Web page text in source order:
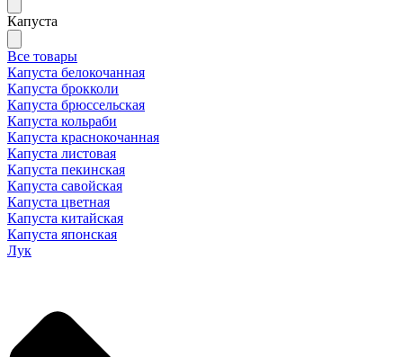
Капуста
Все товары
Капуста белокочанная
Капуста брокколи
Капуста брюссельская
Капуста кольраби
Капуста краснокочанная
Капуста листовая
Капуста пекинская
Капуста савойская
Капуста цветная
Капуста китайская
Капуста японская
Лук